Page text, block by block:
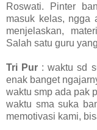
Roswati. Pinter
masuk kelas, ngga
menjelaskan,
Salah satu guru
Tri Pur : waktu sd
enak banget
waktu smp ada pak
waktu sma suka
memotivasi kami,